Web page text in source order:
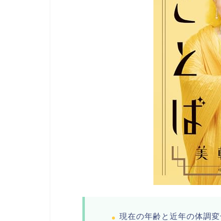
現在の年齢と近年の体調